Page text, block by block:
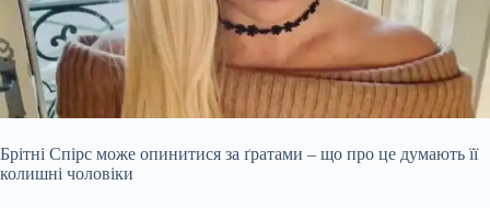
Брітні Спірс може опинитися за ґратами – що про це думають її
колишні чоловіки